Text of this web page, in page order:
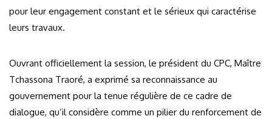
pour leur engagement constant et le sérieux qui caractérise
leurs travaux.
Ouvrant officiellement la session, le président du CPC, Maître
Tchassona Traoré, a exprimé sa reconnaissance au
gouvernement pour la tenue régulière de ce cadre de
dialogue, qu’il considère comme un pilier du renforcement de